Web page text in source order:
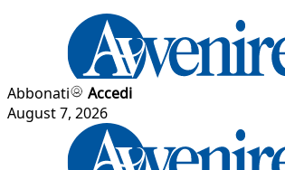
Abbonati
Accedi
August 7, 2026